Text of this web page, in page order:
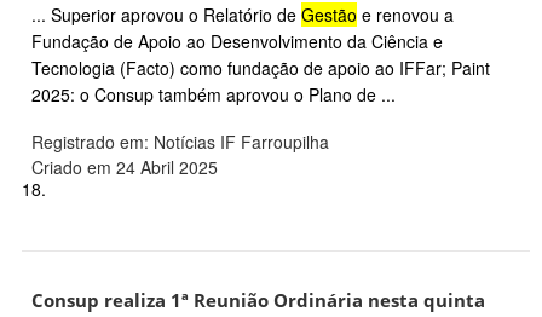
... Superior aprovou o Relatório de Gestão e renovou a
Fundação de Apoio ao Desenvolvimento da Ciência e
Tecnologia (Facto) como fundação de apoio ao IFFar; Paint
2025: o Consup também aprovou o Plano de ...
Registrado em: Notícias IF Farroupilha
Criado em 24 Abril 2025
18.
Consup realiza 1ª Reunião Ordinária nesta quinta